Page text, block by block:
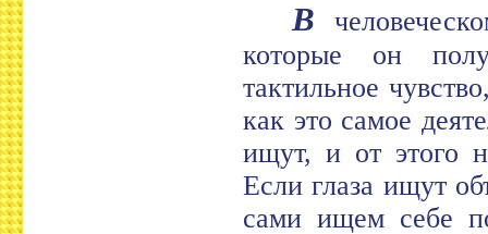
В
которые он
тактильное
как это самое
ищут, и от этого
Если глаза ищут
сами ищем себе